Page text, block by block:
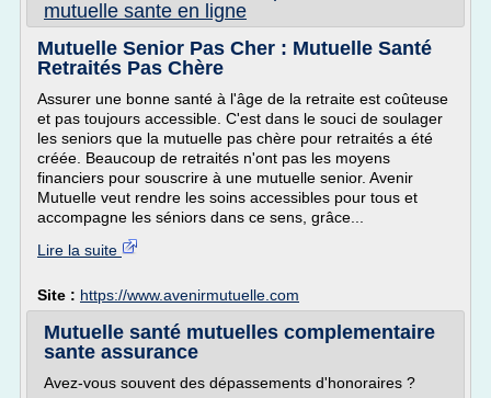
mutuelle sante en ligne
Mutuelle Senior Pas Cher : Mutuelle Santé
Retraités Pas Chère
Assurer une bonne santé à l'âge de la retraite est coûteuse
et pas toujours accessible. C'est dans le souci de soulager
les seniors que la mutuelle pas chère pour retraités a été
créée. Beaucoup de retraités n'ont pas les moyens
financiers pour souscrire à une mutuelle senior. Avenir
Mutuelle veut rendre les soins accessibles pour tous et
accompagne les séniors dans ce sens, grâce...
Lire la suite
Site : https://www.avenirmutuelle.com
Mutuelle santé mutuelles complementaire
sante assurance
Avez-vous souvent des dépassements d'honoraires ?